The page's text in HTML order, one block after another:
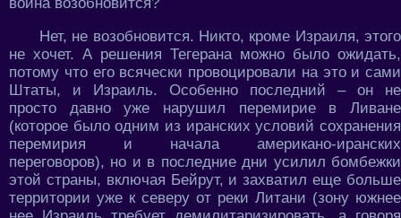
Нет, не возобновится. Никто, кроме Израиля, этого
не хочет. А решения Тегерана можно было ожидать,
потому что его всячески провоцировали на это и сами
Штаты, и Израиль. Особенно последний – он не
просто давно уже нарушил перемирие в Ливане
(которое было одним из иранских условий сохранения
перемирия и начала американо-иранских
переговоров), но и в последние дни усилил бомбежки
этой страны, включая Бейрут, и захватил еще больше
территории уже к северу от реки Литани (зону южнее